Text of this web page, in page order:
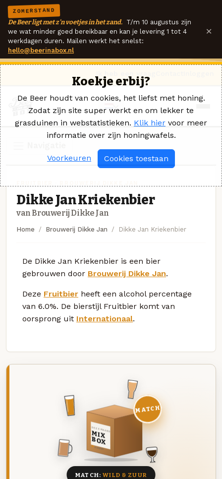
ZOMERSTAND
De Beer ligt met z'n voetjes in het zand. T/m 10 augustus zijn
we wat minder goed bereikbaar en kan je levering 1 tot 4
werkdagen duren. Mailen werkt het snelst:
hello@beerinabox.nl
×
Dikke Jan Kriekenbier
van Brouwerij Dikke Jan
Home Brouwerij Dikke Jan Dikke Jan Kriekenbier
De Dikke Jan Kriekenbier is een bier
gebrouwen door Brouwerij Dikke Jan.
Deze Fruitbier heeft een alcohol percentage
van 6.0%. De bierstijl Fruitbier komt van
oorsprong uit Internationaal.
DEZE MAAND
MIX
BOX
8 BIEREN
MATCH
MATCH:WILD & ZUUR
Koekje erbij?
De Beer houdt van cookies, het liefst met honing.
Zodat zijn site super werkt en om lekker te
grasduinen in webstatistieken. Klik hier voor meer
informatie over zijn honingwafels.
Voorkeuren Cookies toestaan